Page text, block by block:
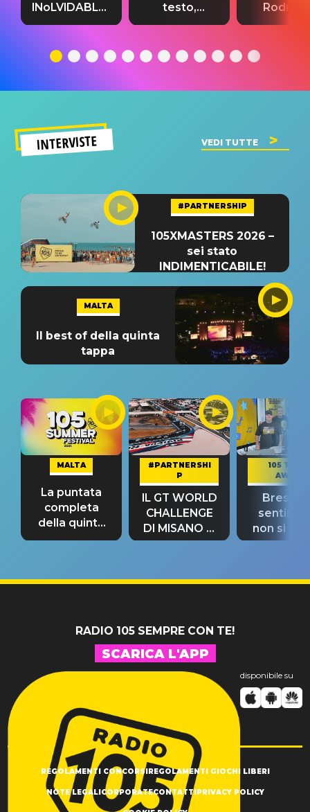
INoLVIDABLE”:
testo,
significato
testo,
traduzione e
del singolo
testo,
INTERVISTE VEDI TUTTE
#PARTNERSHIP
105XMASTERS 2026 –
sei stato
INDIMENTICABILE!
MALTA
Il best of della quinta
tappa
MALTA
La puntata
completa
della quinta
tappa
#PARTNERSHI
P
IL GT WORLD
CHALLENGE
DI MISANO si
riconferma
105 TAKE
AWAY
Bresh:
non si
fino alla
RADIO 105 SEMPRE CON TE!
SCARICA L'APP
disponibile su
REGOLAMENTI CONCORSI REGOLAMENTI GIOCHI LIBERI
NOTE LEGALI CORPORATECONTATTI PRIVACY POLICY